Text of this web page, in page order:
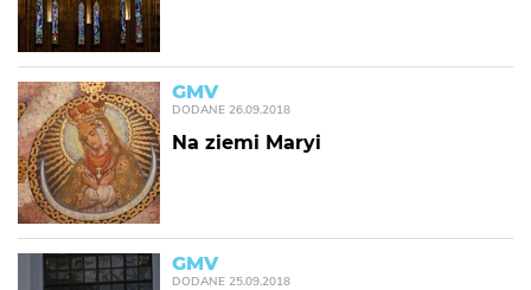
GMV
DODANE 26.09.2018
Na ziemi Maryi
GMV
DODANE 25.09.2018